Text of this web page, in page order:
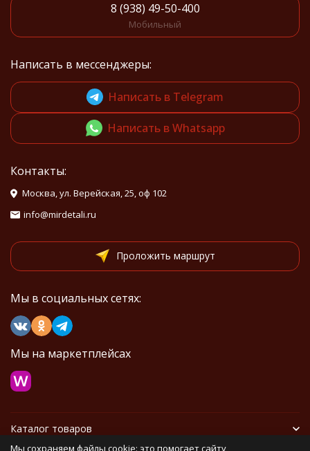
8 (938) 49-50-400
Мобильный
Написать в мессенджеры:
Написать в Telegram
Написать в Whatsapp
Контакты:
Москва, ул. Верейская, 25, оф 102
info@mirdetali.ru
Проложить маршрут
Мы в социальных сетях:
Мы на маркетплейсах
Каталог товаров
Мы сохраняем файлы cookie: это помогает сайту